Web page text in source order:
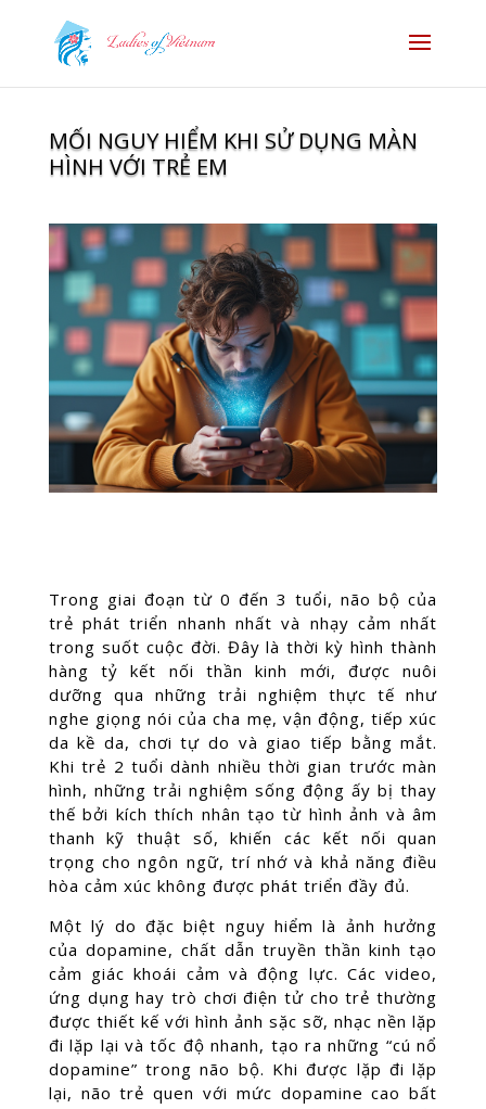
MỐI NGUY HIỂM KHI SỬ DỤNG MÀN
HÌNH VỚI TRẺ EM
Trong giai đoạn từ 0 đến 3 tuổi, não bộ của
trẻ phát triển nhanh nhất và nhạy cảm nhất
trong suốt cuộc đời. Đây là thời kỳ hình thành
hàng tỷ kết nối thần kinh mới, được nuôi
dưỡng qua những trải nghiệm thực tế như
nghe giọng nói của cha mẹ, vận động, tiếp xúc
da kề da, chơi tự do và giao tiếp bằng mắt.
Khi trẻ 2 tuổi dành nhiều thời gian trước màn
hình, những trải nghiệm sống động ấy bị thay
thế bởi kích thích nhân tạo từ hình ảnh và âm
thanh kỹ thuật số, khiến các kết nối quan
trọng cho ngôn ngữ, trí nhớ và khả năng điều
hòa cảm xúc không được phát triển đầy đủ.
Một lý do đặc biệt nguy hiểm là ảnh hưởng
của dopamine, chất dẫn truyền thần kinh tạo
cảm giác khoái cảm và động lực. Các video,
ứng dụng hay trò chơi điện tử cho trẻ thường
được thiết kế với hình ảnh sặc sỡ, nhạc nền lặp
đi lặp lại và tốc độ nhanh, tạo ra những “cú nổ
dopamine” trong não bộ. Khi được lặp đi lặp
lại, não trẻ quen với mức dopamine cao bất